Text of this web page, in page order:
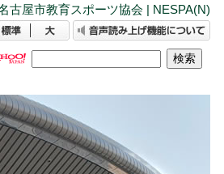
古屋市教育スポーツ協会 | NESPA(N)